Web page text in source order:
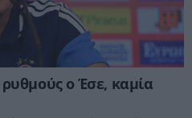
ο Έσε, καμία